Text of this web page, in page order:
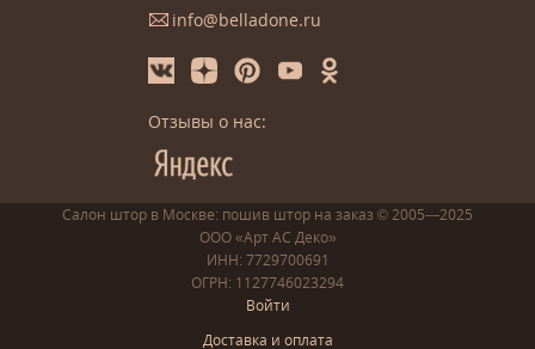
info@belladone.ru
Отзывы о нас:
Салон штор в Москве: пошив штор на заказ © 2005—2025
ООО «Арт АС Деко»
ИНН: 7729700691
ОГРН: 1127746023294
Войти
Доставка и оплата